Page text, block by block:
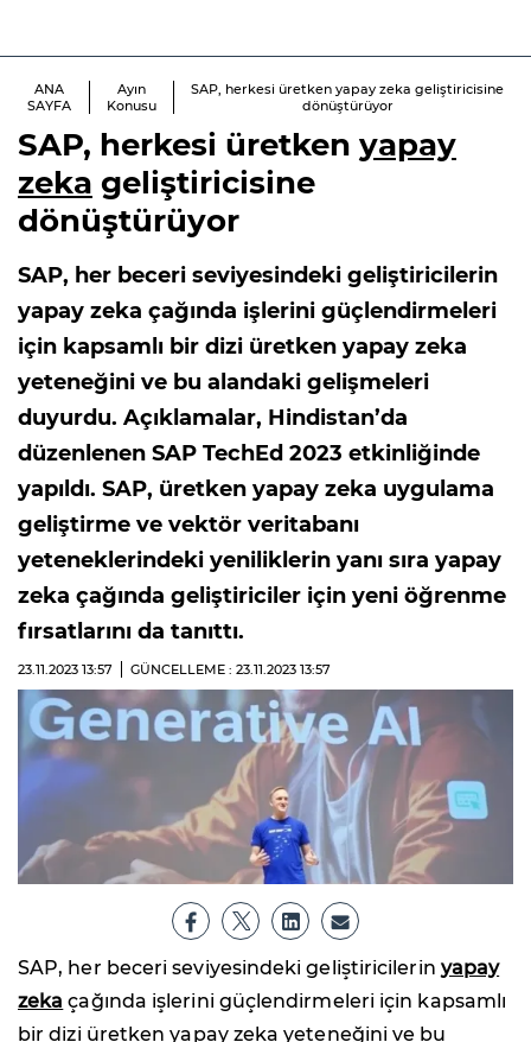
ANA
SAYFA
Ayın
Konusu
SAP, herkesi üretken yapay zeka geliştiricisine
dönüştürüyor
SAP, herkesi üretken yapay
zeka geliştiricisine
dönüştürüyor
SAP, her beceri seviyesindeki geliştiricilerin
yapay zeka çağında işlerini güçlendirmeleri
için kapsamlı bir dizi üretken yapay zeka
yeteneğini ve bu alandaki gelişmeleri
duyurdu. Açıklamalar, Hindistan’da
düzenlenen SAP TechEd 2023 etkinliğinde
yapıldı. SAP, üretken yapay zeka uygulama
geliştirme ve vektör veritabanı
yeteneklerindeki yeniliklerin yanı sıra yapay
zeka çağında geliştiriciler için yeni öğrenme
fırsatlarını da tanıttı.
23.11.2023 13:57 GÜNCELLEME : 23.11.2023 13:57
SAP, her beceri seviyesindeki geliştiricilerin yapay
zeka çağında işlerini güçlendirmeleri için kapsamlı
bir dizi üretken yapay zeka yeteneğini ve bu